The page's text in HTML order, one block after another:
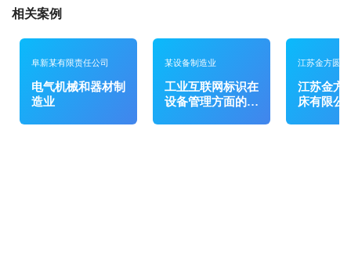
相关案例
阜新某有限责任公司
电气机械和器材制
造业
某设备制造业
工业互联网标识在
设备管理方面的应
江苏金方圆
江苏金方
床有限公